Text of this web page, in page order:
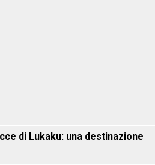
di Lukaku: una destinazione